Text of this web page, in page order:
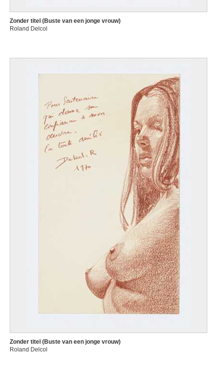
Zonder titel (Buste van een jonge vrouw)
Roland Delcol
Zonder titel (Buste van een jonge vrouw)
Roland Delcol